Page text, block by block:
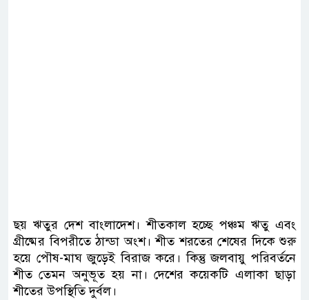
ছয় ঋতুর দেশ বাংলাদেশ। শীতকাল হচ্ছে পঞ্চম ঋতু এবং
গ্রীষ্মের বিপরীতে ঠান্ডা অংশ। শীত শরতের শেষের দিকে শুরু
হয়ে পৌষ-মাঘ জুড়েই বিরাজ করে। কিন্তু জলবায়ু পরিবর্তনে
শীত তেমন অনুভূত হয় না। দেশের কয়েকটি এলাকা ছাড়া
শীতের উপস্থিতি দুর্বল।